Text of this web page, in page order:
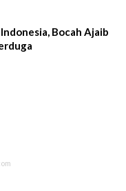
Bocah Ajaib